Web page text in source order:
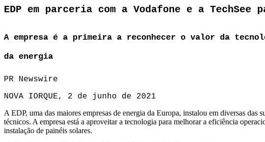
EDP em parceria com a Vodafone e a
A empresa é a primeira a reconhecer o valor da
da energia
PR Newswire
NOVA IORQUE, 2 de junho de 2021
A EDP, uma das maiores empresas de energia da Europa, instalou em diversas
técnicos. A empresa está a aproveitar a tecnologia para melhorar a eficiência
instalação de painéis solares.